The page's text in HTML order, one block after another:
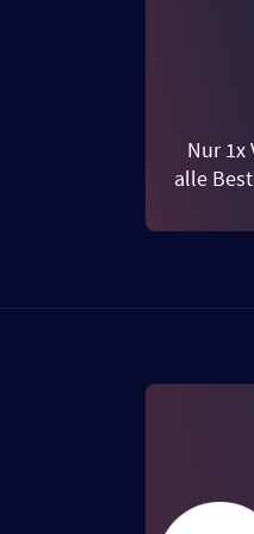
Nur 1x
alle